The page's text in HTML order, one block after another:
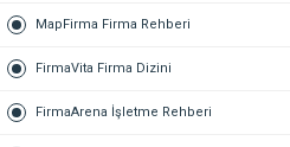
MapFirma Firma Rehberi
FirmaVita Firma Dizini
FirmaArena İşletme Rehberi